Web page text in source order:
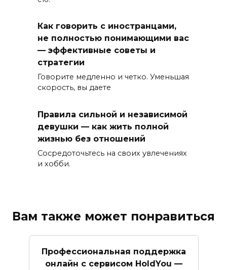
Как говорить с иностранцами,
не полностью понимающими вас
— эффективные советы и
стратегии
Говорите медленно и четко. Уменьшая
скорость, вы даете
Правила сильной и независимой
девушки — как жить полной
жизнью без отношений
Сосредоточьтесь на своих увлечениях
и хобби.
Вам также может понравиться
Профессиональная поддержка
онлайн с сервисом HoldYou —